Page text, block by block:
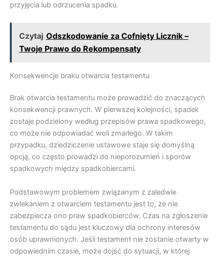
przyjęcia lub odrzucenia spadku.
Czytaj Odszkodowanie za Cofnięty Licznik –
Twoje Prawo do Rekompensaty
Konsekwencje braku otwarcia testamentu
Brak otwarcia testamentu może prowadzić do znaczących
konsekwencji prawnych. W pierwszej kolejności, spadek
zostaje podzielony według przepisów prawa spadkowego,
co może nie odpowiadać woli zmarłego. W takim
przypadku, dziedziczenie ustawowe staje się domyślną
opcją, co często prowadzi do nieporozumień i sporów
spadkowych między spadkobiercami.
Podstawowym problemem związanym z zaledwie
zwlekaniem z otwarciem testamentu jest to, że nie
zabezpiecza ono praw spadkobierców. Czas na zgłoszenie
testamentu do sądu jest kluczowy dla ochrony interesów
osób uprawnionych. Jeśli testament nie zostanie otwarty w
odpowiednim czasie, może dojść do sytuacji, w której